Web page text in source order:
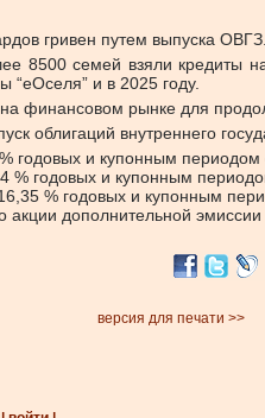
гривен путем выпуска
8500 семей взяли
“еОселя” и в 2025 году.
финансовом рынке для
облигаций внутреннего
годовых и купонным периодом
% годовых и купонным
% годовых и купонным
дополнительной
версия для печати >>